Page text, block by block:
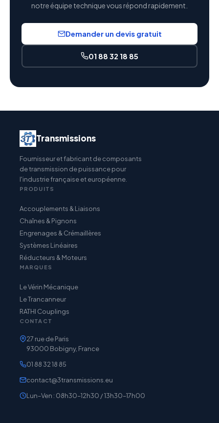
notre équipe technique vous répond rapidement.
Demander un devis gratuit
01 88 32 18 85
Transmissions
Fournisseur et fabricant de composants
de transmission de puissance pour
l'industrie française et européenne.
PRODUITS
Accouplements & Liaisons
Chaînes & Pignons
Engrenages & Crémaillères
Systèmes Linéaires
Réducteurs & Moteurs
MARQUES
Le Vérin Mécanique
Le Trancanneur
RATHI Couplings
CONTACT
27 rue de Paris
93000 Bobigny, France
01 88 32 18 85
contact@3transmissions.eu
Lun–Ven : 08h30–12h30 / 13h30–17h00